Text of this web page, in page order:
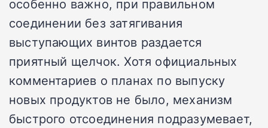
соединении без затягивания
выступающих винтов раздается
приятный щелчок. Хотя официальных
комментариев о планах по выпуску
новых продуктов не было, механизм
быстрого отсоединения подразумевает,